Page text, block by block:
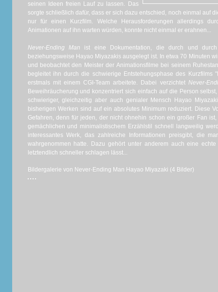
seinen Ideen freien Lauf zu lassen. Das
sorgte schließlich dafür, dass er sich dazu entschied, noch einmal auf
nur für einen Kurzfilm. Welche Herausforderungen allerdings
Animationen auf ihn warten würden, konnte nicht einmal er erahnen...
Never-Ending Man ist eine Dokumentation, die durch und
beziehungsweise Hayao Miyazakis ausgelegt ist. In etwa 70 Minuten
und beobachtet den Meister der Animationsfilme bei seinem
begleitet ihn durch die schwierige Entstehungsphase des Kurzfilms
erstmals mit einem CGI-Team arbeitete. Dabei verzichtet Never-
Beweihräucherung und konzentriert sich einfach auf die Person
schwieriger, gleichzeitig aber auch genialer Mensch Hayao
bisherigen Werken sind auf ein absolutes Minimum reduziert. Diese
Gefahren, denn für jeden, der nicht ohnehin schon ein großer Fan
gemächlichen und minimalistischem Erzählstil schnell langweilig
interessantes Werk, das zahlreiche Informationen preisgibt, die
wahrgenommen hatte. Dazu gehört unter anderem auch eine
letztendlich schneller schlagen lässt...
Bildergalerie von Never-Ending Man Hayao Miyazaki (4 Bilder)